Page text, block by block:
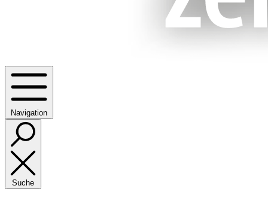
Navigation
Suche